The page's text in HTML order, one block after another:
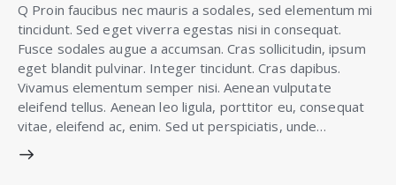
Q Proin faucibus nec mauris a sodales, sed elementum mi
tincidunt. Sed eget viverra egestas nisi in consequat.
Fusce sodales augue a accumsan. Cras sollicitudin, ipsum
eget blandit pulvinar. Integer tincidunt. Cras dapibus.
Vivamus elementum semper nisi. Aenean vulputate
eleifend tellus. Aenean leo ligula, porttitor eu, consequat
vitae, eleifend ac, enim. Sed ut perspiciatis, unde…